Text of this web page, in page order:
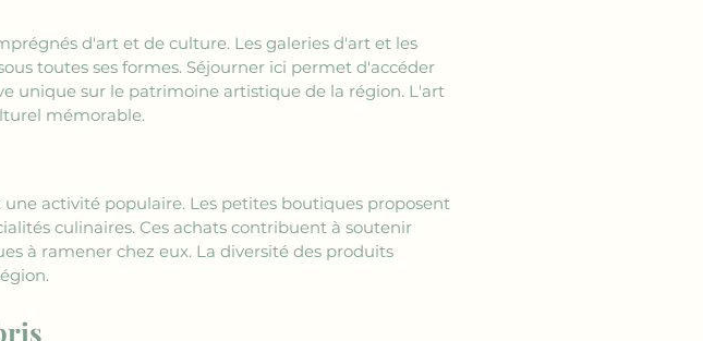
d'art et de culture. Les galeries d'art et les
toutes ses formes. Séjourner ici permet d'accéder
unique sur le patrimoine artistique de la région. L'art
mémorable.
activité populaire. Les petites boutiques proposent
culinaires. Ces achats contribuent à soutenir
à ramener chez eux. La diversité des produits